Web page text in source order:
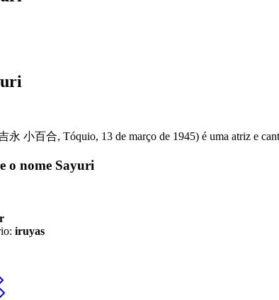
永 小百合, Tóquio, 13 de março de 1945) é uma atriz e
o nome Sayuri
iruyas